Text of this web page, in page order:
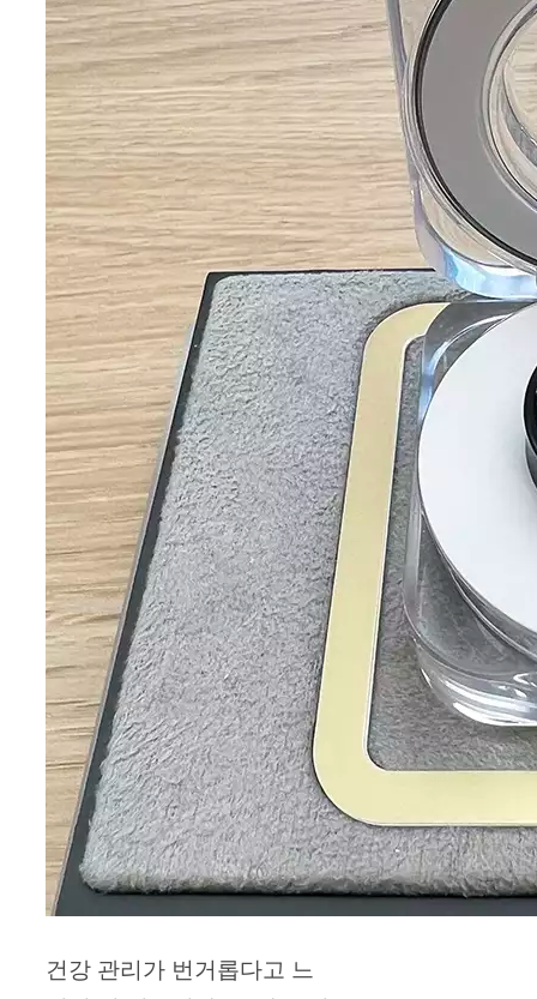
건강 관리가 번거롭다고 느